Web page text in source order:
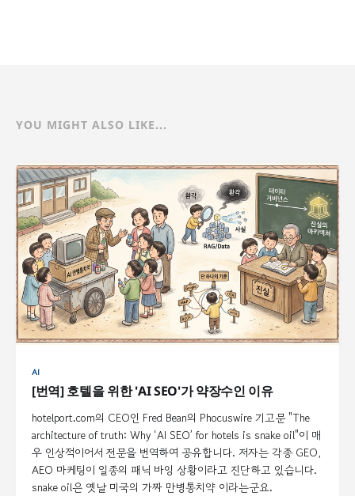
YOU MIGHT ALSO LIKE...
AI
[번역] 호텔을 위한 'AI SEO'가 약장수인 이유
hotelport.com의 CEO인 Fred Bean의 Phocuswire 기고문 "The
architecture of truth: Why ‘AI SEO’ for hotels is snake oil"이 매
우 인상적이어서 전문을 번역하여 공유합니다. 저자는 각종 GEO,
AEO 마케팅이 일종의 패닉 바잉 상황이라고 진단하고 있습니다.
snake oil은 옛날 미국의 가짜 만병통치약 이라는군요.